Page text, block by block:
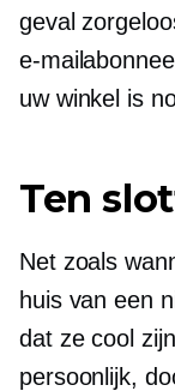
geval
e-
uw winkel is
Ten
Net zoals
huis van een
dat ze cool
persoonlijk,